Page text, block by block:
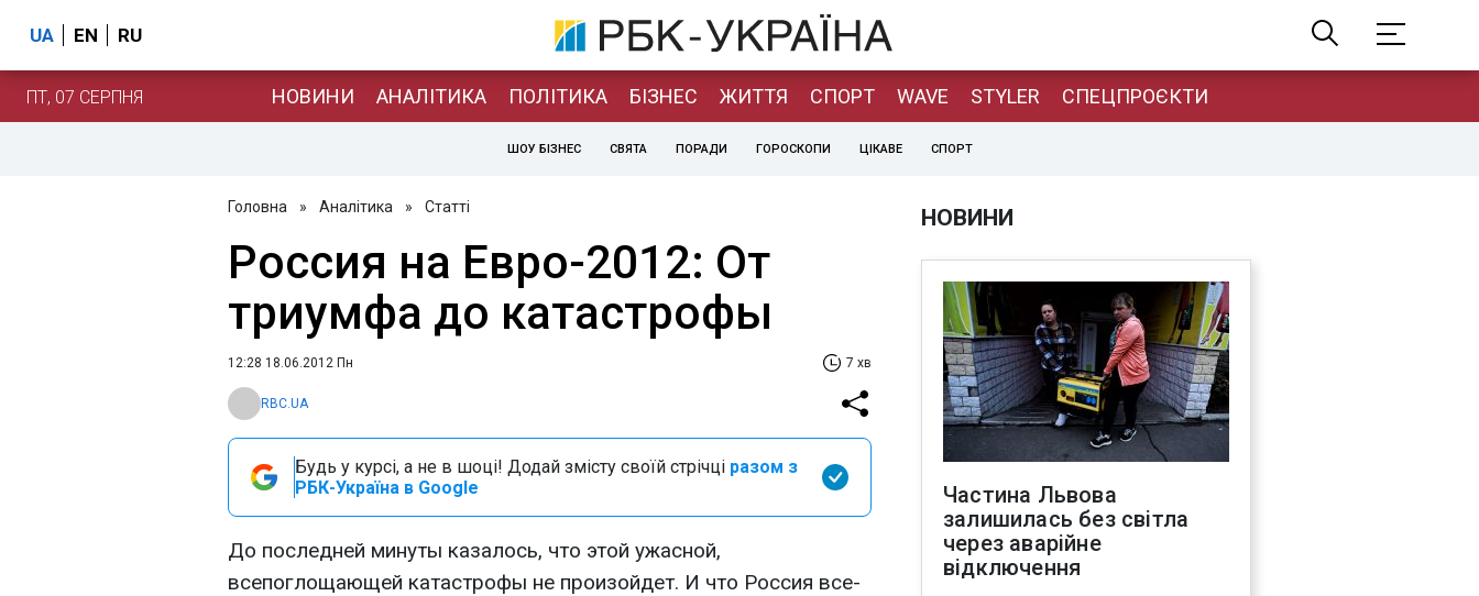
UA EN RU
ПТ, 07 СЕРПНЯ НОВИНИ АНАЛІТИКА ПОЛІТИКА БІЗНЕС ЖИТТЯ СПОРТ WAVE STYLER СПЕЦПРОЄКТИ
ШОУ БІЗНЕС СВЯТА ПОРАДИ ГОРОСКОПИ ЦІКАВЕ СПОРТ
Головна » Аналітика » Статті
Россия на Евро-2012: От
триумфа до катастрофы
12:28 18.06.2012 Пн 7 хв
RBC.UA
Будь у курсі, а не в шоці! Додай змісту своїй стрічці разом з
РБК-Україна в Google
До последней минуты казалось, что этой ужасной,
всепоглощающей катастрофы не произойдет. И что Россия все-
НОВИНИ
Частина Львова
залишилась без світла
через аварійне
відключення